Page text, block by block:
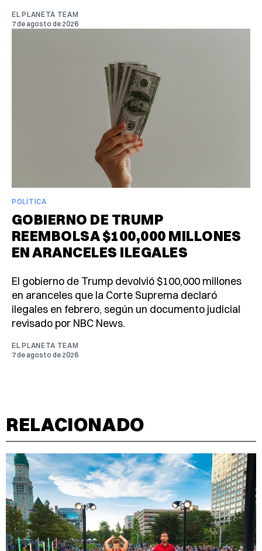
EL PLANETA TEAM
7 de agosto de 2026
POLÍTICA
GOBIERNO DE TRUMP
REEMBOLSA $100,000 MILLONES
EN ARANCELES ILEGALES
El gobierno de Trump devolvió $100,000 millones
en aranceles que la Corte Suprema declaró
ilegales en febrero, según un documento judicial
revisado por NBC News.
EL PLANETA TEAM
7 de agosto de 2026
RELACIONADO